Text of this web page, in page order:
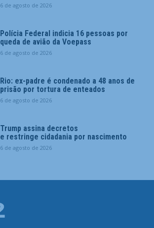
6 de agosto de 2026
Polícia Federal indicia 16 pessoas por
queda de avião da Voepass
6 de agosto de 2026
Rio: ex-padre é condenado a 48 anos de
prisão por tortura de enteados
6 de agosto de 2026
Trump assina decretos
e restringe cidadania por nascimento
6 de agosto de 2026